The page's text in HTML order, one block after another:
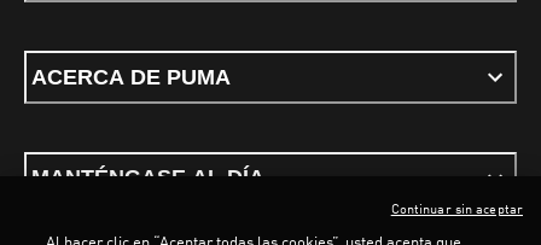
ACERCA DE PUMA
MANTÉNGASE AL DÍA
Continuar sin aceptar